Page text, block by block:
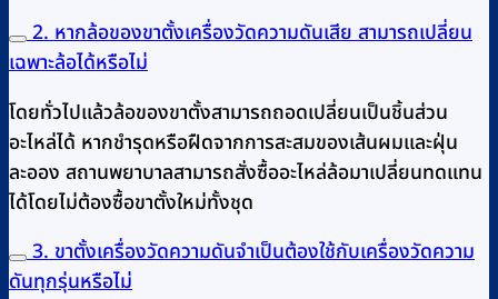
2. หากล้อของขาตั้งเครื่องวัดความดันเสีย สามารถเปลี่ยน
เฉพาะล้อได้หรือไม่
โดยทั่วไปแล้วล้อของขาตั้งสามารถถอดเปลี่ยนเป็นชิ้นส่วน
อะไหล่ได้ หากชำรุดหรือฝืดจากการสะสมของเส้นผมและฝุ่น
ละออง สถานพยาบาลสามารถสั่งซื้ออะไหล่ล้อมาเปลี่ยนทดแทน
ได้โดยไม่ต้องซื้อขาตั้งใหม่ทั้งชุด
3. ขาตั้งเครื่องวัดความดันจำเป็นต้องใช้กับเครื่องวัดความ
ดันทุกรุ่นหรือไม่